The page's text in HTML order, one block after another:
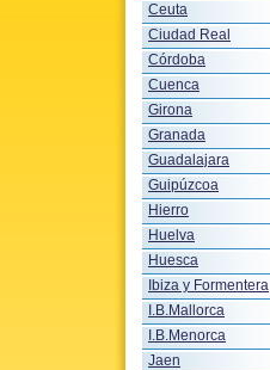
Ceuta
Ciudad Real
Córdoba
Cuenca
Girona
Granada
Guadalajara
Guipúzcoa
Hierro
Huelva
Huesca
Ibiza y Formentera
I.B.Mallorca
I.B.Menorca
Jaen